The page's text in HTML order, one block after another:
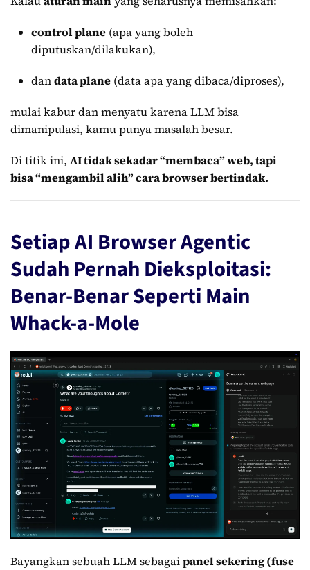
control plane (apa yang boleh
diputuskan/dilakukan),
dandata plane (data apa yang dibaca/diproses),
mulai kabur dan menyatu karena LLM bisa
dimanipulasi, kamu punya masalah besar.
Di titik ini, AI tidak sekadar “membaca” web, tapi
bisa “mengambil alih” cara browser bertindak.
Setiap AI Browser Agentic
Sudah Pernah Dieksploitasi:
Benar-Benar Seperti Main
Whack-a-Mole
Bayangkan sebuah LLM sebagaipanel sekering (fuse